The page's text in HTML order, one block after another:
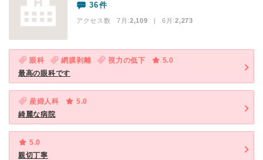
36件
アクセス数 7月:2,109 | 6月:2,273
眼科 網膜剥離 視力の低下
5.0
最高の眼科です
産婦人科
5.0
綺麗な病院
5.0
親切丁寧